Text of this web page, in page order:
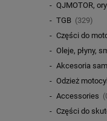
QJMOTOR,
TGB (329)
Części do
Oleje, płyny,
Akcesoria
Odzież
Accessories
Części do